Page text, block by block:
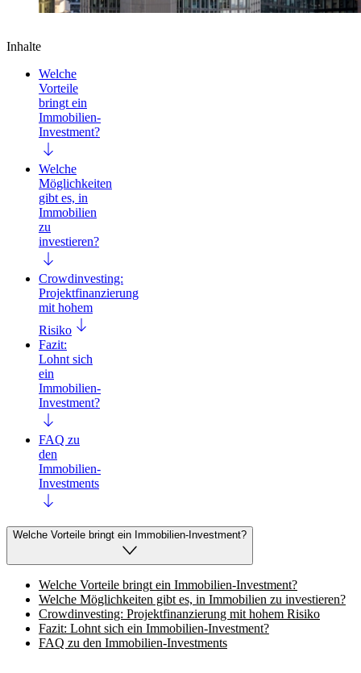
Inhalte
Welche
Vorteile
bringt ein
Immobilien-
Investment?
Welche
Möglichkeiten
gibt es, in
Immobilien
zu
investieren?
Crowdinvesting:
Projektfinanzierung
mit hohem
Risiko
Fazit:
Lohnt sich
ein
Immobilien-
Investment?
FAQ zu
den
Immobilien-
Investments
Welche Vorteile bringt ein Immobilien-Investment?
Welche Vorteile bringt ein Immobilien-Investment?
Welche Möglichkeiten gibt es, in Immobilien zu investieren?
Crowdinvesting: Projektfinanzierung mit hohem Risiko
Fazit: Lohnt sich ein Immobilien-Investment?
FAQ zu den Immobilien-Investments